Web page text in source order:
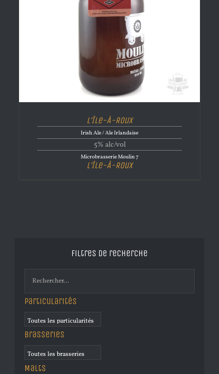
L’Île-À-Roux
Irish Ale / Ale Irlandaise
5% alc/vol
Microbrasserie Moulin 7
L’Île-À-Roux
Filtres de recherche
Particularités
Brasseries
Malts